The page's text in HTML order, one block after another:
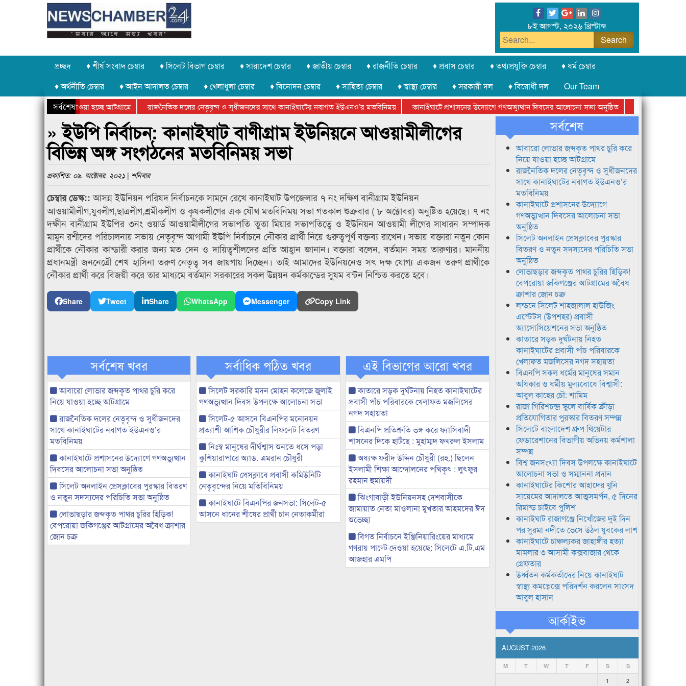
৮ই আগস্ট, ২০২৬ খ্রিস্টাব্দ
প্রচ্ছদ ♦ শীর্ষ সংবাদ চেম্বার ♦ সিলেট বিভাগ চেম্বার ♦ সারাদেশ চেম্বার ♦ জাতীয় চেম্বার ♦ রাজনীতি চেম্বার ♦ প্রবাস চেম্বার ♦ তথ্যপ্রযুক্তি চেম্বার
♦ ধর্ম চেম্বার
♦ অর্থনীতি চেম্বার
♦ আইন আদালত চেম্বার ♦ খেলাধুলা চেম্বার ♦ বিনোদন চেম্বার ♦ সাহিত্য চেম্বার ♦ স্বাস্থ্য চেম্বার ♦ সরকারী দল ♦ বিরোধী দল
Our Team
সর্বশেষ
চুরি করে নিয়ে যাওয়া হচ্ছে আটগ্রামে রাজনৈতিক দলের নেতৃবৃন্দ ও সুধীজনদের সাথে কানাইঘাটের নবাগত ইউএনও’র মতবিনিময় কানাইঘাটে প্রশাসনের উদ্যোগে গণঅভ্যুত্থান দিবসের আলোচনা সভা অনুষ্ঠিত
সিলেট অনলাইন
ক্রীড়া প্রতিযোগিতার পুরস্কার বিতরণ সম্পন্ন
সিলেটে বাংলাদেশ গ্রুপ থিয়েটার ফেডারেশানের বিভাগীয় অভিনয় কর্মশালা সম্পন্ন
» ইউপি নির্বাচন: কানাইঘাট বাণীগ্রাম ইউনিয়নে আওয়ামীলীগের
বিভিন্ন অঙ্গ সংগঠনের মতবিনিময় সভা
প্রকাশিত: ০৯. অক্টোবর. ২০২১ | শনিবার
চেম্বার ডেস্ক::আসন্ন ইউনিয়ন পরিষদ নির্বাচনকে সামনে রেখে কানাইঘাট উপজেলার ৭ নং দক্ষিণ বানীগ্রাম ইউনিয়ন
আওয়ামীলীগ,যুবলীগ,ছাত্রলীগ,শ্রমীকলীগ ও কৃষকলীগের এক যৌথ মতবিনিময় সভা গতকাল শুক্রবার ( ৮ অক্টোবর) অনুষ্টিত হয়েছে। ৭ নং
দক্ষীন বানীগ্রাম ইউপির ৩নং ওয়ার্ড আওয়ামীলীগের সভাপতি তুতা মিয়ার সভাপতিত্বে ও ইউনিয়ন আওয়ামী লীগের সাধারন সম্পাদক
মামুন রশীদের পরিচালনায় সভায় নেতৃবৃন্দ আগামী ইউপি নির্বাচনে নৌকার প্রার্থী নিয়ে গুরুত্বপূর্ণ বক্তব্য রাখেন। সভায় বক্তারা নতুন কোন
প্রার্থীকে নৌকার কান্ডারী করার জন্য মত দেন ও দায়িত্বশীলদের প্রতি আহ্বান জানান। বক্তারা বলেন, বর্তমান সময় তারুণ্যর। মাননীয়
প্রধানমন্ত্রী জননেত্রেী শেখ হাসিনা তরুণ নেতৃত্ব সব জায়গায় দিচ্ছেন। তাই আমাদের ইউনিয়নেও সৎ দক্ষ যোগ্য একজন তরুণ প্রার্থীকে
নৌকার প্রার্থী করে বিজয়ী করে তার মাধ্যমে বর্তমান সরকারের সকল উন্নয়ন কর্মকান্ডের সুষম বন্টন নিশ্চিত করতে হবে।
Share Tweet Share WhatsApp Messenger Copy Link
সর্বশেষ খবর
আবারো লোভার জব্দকৃত পাথর চুরি করে
নিয়ে যাওয়া হচ্ছে আটগ্রামে
রাজনৈতিক দলের নেতৃবৃন্দ ও সুধীজনদের
সাথে কানাইঘাটের নবাগত ইউএনও’র
মতবিনিময়
কানাইঘাটে প্রশাসনের উদ্যোগে গণঅভ্যুত্থান
দিবসের আলোচনা সভা অনুষ্ঠিত
সিলেট অনলাইন প্রেসক্লাবের পুরস্কার বিতরণ
ও নতুন সদস্যদের পরিচিতি সভা অনুষ্ঠিত
লোভাছড়ার জব্দকৃত পাথর চুরির হিড়িক!
বেপরোয়া জকিগঞ্জের আটগ্রামের অবৈধ ক্রাশার
জোন চক্র
সর্বাধিক পঠিত খবর
সিলেট সরকারি মদন মোহন কলেজে জুলাই
গণঅভ্যুত্থান দিবস উপলক্ষে আলোচনা সভা
সিলেট-৫ আসনে বিএনপির মনোনয়ন
প্রত্যাশী আশিক চৌধুরীর লিফলেট বিতরণ
নিঃস্ব মানুষের দীর্ঘশ্বাস শুনতে ধসে পড়া
কুশিয়ারাপারে অ্যাড. এমরান চৌধুরী
কানাইঘাট প্রেসক্লাবে প্রবাসী কমিউনিটি
নেতৃবৃন্দের নিয়ে মতিবিনিময়
কানাইঘাটে বিএনপির জনসভা: সিলেট-৫
আসনে ধানের শীষের প্রার্থী চান নেতাকর্মীরা
এই বিভাগের আরো খবর
কাতারে সড়ক দুর্ঘটনায় নিহত কানাইঘাটের
প্রবাসী পাঁচ পরিবারকে খেলাফত মজলিসের
নগদ সহায়তা
বিএনপি প্রতিশ্রুতি ভঙ্গ করে ফ্যাসিবাদী
শাসনের দিকে হাটঁছে : মুহাম্মদ ফখরুল ইসলাম
অধ্যক্ষ ফরীদ উদ্দিন চৌধুরী (রহ.) ছিলেন
ইসলামী শিক্ষা আন্দোলনের পথিকৃৎ : লুৎফুর
রহমান হুমায়দী
ঝিংগাবাড়ী ইউনিয়নসহ দেশবাসীকে
জামায়াত নেতা মাওলানা মুখতার আহমদের ঈদ
শুভেচ্ছা
বিগত নির্বাচনে ইঞ্জিনিয়ারিংয়ের মাধ্যমে
গণরায় পাল্টে দেওয়া হয়েছে: সিলেটে এ.টি.এম
আজহার এমপি
সর্বশেষ
আবারো লোভার জব্দকৃত পাথর চুরি করে
নিয়ে যাওয়া হচ্ছে আটগ্রামে
রাজনৈতিক দলের নেতৃবৃন্দ ও সুধীজনদের
সাথে কানাইঘাটের নবাগত ইউএনও’র
মতবিনিময়
কানাইঘাটে প্রশাসনের উদ্যোগে
গণঅভ্যুত্থান দিবসের আলোচনা সভা
অনুষ্ঠিত
সিলেট অনলাইন প্রেসক্লাবের পুরস্কার
বিতরণ ও নতুন সদস্যদের পরিচিতি সভা
অনুষ্ঠিত
লোভাছড়ার জব্দকৃত পাথর চুরির হিড়িক!
বেপরোয়া জকিগঞ্জের আটগ্রামের অবৈধ
ক্রাশার জোন চক্র
লন্ডনে সিলেট শাহজালাল হাউজিং
এস্টেটস (উপশহর) প্রবাসী
অ্যাসোসিয়েশনের সভা অনুষ্ঠিত
কাতারে সড়ক দুর্ঘটনায় নিহত
কানাইঘাটের প্রবাসী পাঁচ পরিবারকে
খেলাফত মজলিসের নগদ সহায়তা
বিএনপি সকল ধর্মের মানুষের সমান
অধিকার ও ধর্মীয় মুল্যবোধে বিশ্বাসী:
আবুল কাহের চৌ: শামিম
রাজা গিরিশচন্দ্র স্কুলে বার্ষিক ক্রীড়া
প্রতিযোগিতার পুরস্কার বিতরণ সম্পন্ন
সিলেটে বাংলাদেশ গ্রুপ থিয়েটার
ফেডারেশানের বিভাগীয় অভিনয় কর্মশালা
সম্পন্ন
বিশ্ব জনসংখ্যা দিবস উপলক্ষে কানাইঘাটে
আলোচনা সভা ও সম্মাননা প্রদান
কানাইঘাটের কিশোর আহাদের খুনি
সায়েমের আদালতে আত্মসমর্পন, ৫ দিনের
রিমান্ড চাইবে পুলিশ
কানাইঘাট রাজাগঞ্জে নিখোঁজের দুই দিন
পর সুরমা নদীতে ভেসে উঠল যুবকের লাশ
কানাইঘাটে চাঞ্চল্যকর জাহাঙ্গীর হত্যা
মামলার ৩ আসামী কক্সবাজার থেকে
গ্রেফতার
উর্ধ্বতন কর্মকর্তাদের নিয়ে কানাইঘাট
স্বাস্থ্য কমপ্লেক্সে পরিদর্শন করলেন সাংসদ
আবুল হাসান
আর্কাইভ
AUGUST 2026
M T W T F S S
1
2